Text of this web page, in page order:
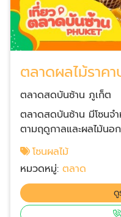
ตลาดผลไม้ราค
ตลาดสดบันซ้าน ภูเก็ต
ตลาดสดบันซ้าน มีโซนจ
ตามฤดูกาลและผลไม้นอ
มะพร้าว ส้ม กล้วย องุ่น
เงาะ ส้มโอ เป็นต้น แล
พร้อมทาน หรือต้องการสั่งจัด
ไม้บันซ้าน ภูเก็ต อยู่ในร่
สะดวก หาของง่าย พ่อ
โซนผลไม้
หมวดหมู่:ตลาด
ดู